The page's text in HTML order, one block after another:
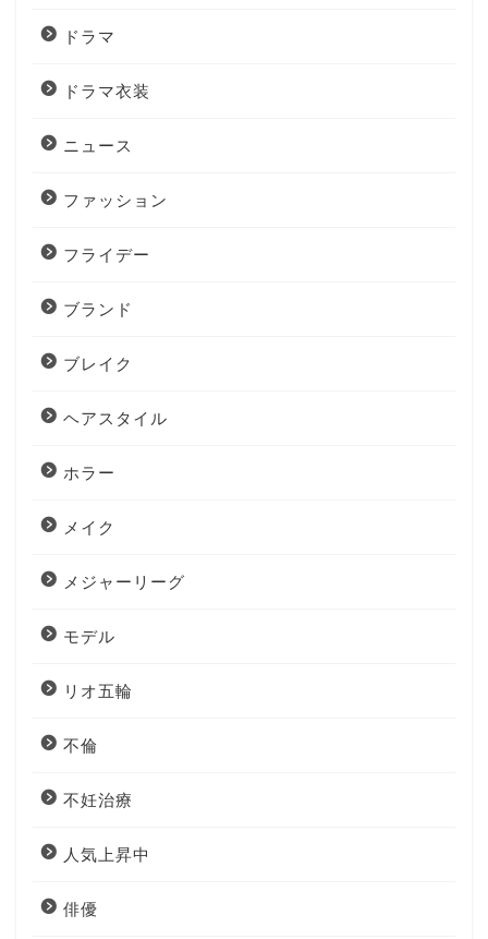
ドラマ
ドラマ衣装
ニュース
ファッション
フライデー
ブランド
ブレイク
ヘアスタイル
ホラー
メイク
メジャーリーグ
モデル
リオ五輪
不倫
不妊治療
人気上昇中
俳優